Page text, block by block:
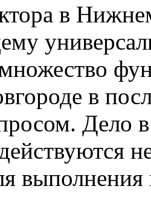
в
в
Дело
выполнения